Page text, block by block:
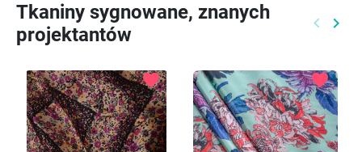
Tkaniny sygnowane, znanych
projektantów
keyboard_arrow_left keyboard_arrow_right
favorite favorite